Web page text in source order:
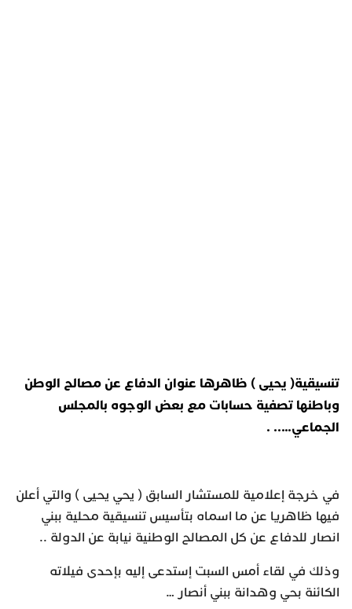
تنسيقية( يحيى ) ظاهرها عنوان الدفاع عن مصالح الوطن
وباطنها تصفية حسابات مع بعض الوجوه بالمجلس
الجماعي….. .
في خرجة إعلامية للمستشار السابق ( يحي يحيى ) والتي أعلن
فيها ظاهريا عن ما اسماه بتأسيس تنسيقية محلية ببني
انصار للدفاع عن كل المصالح الوطنية نيابة عن الدولة ..
وذلك في لقاء أمس السبت إستدعى إليه بإحدى فيلاته
الكائنة بحي وهدانة ببني أنصار …